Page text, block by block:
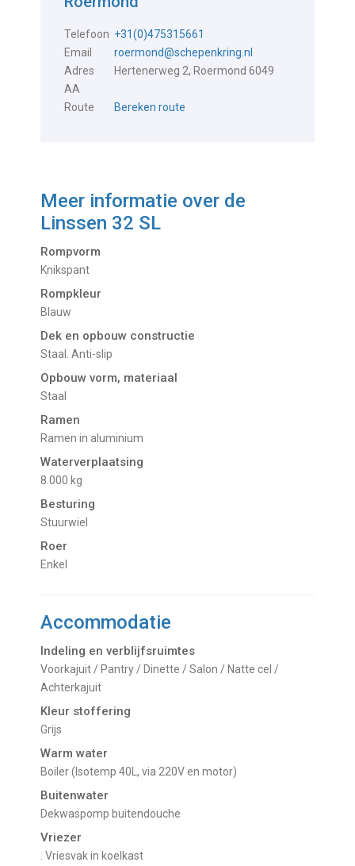
Telefoon +31(0)475315661
Email
roermond@schepenkring.nl
Adres
Hertenerweg 2, Roermond 6049
AA
Route
Bereken route
Meer informatie over de
Linssen 32 SL
Rompvorm
Knikspant
Rompkleur
Blauw
Dek en opbouw constructie
Staal. Anti-slip
Opbouw vorm, materiaal
Staal
Ramen
Ramen in aluminium
Waterverplaatsing
8.000 kg
Besturing
Stuurwiel
Roer
Enkel
Accommodatie
Indeling en verblijfsruimtes
Voorkajuit / Pantry / Dinette / Salon / Natte cel /
Achterkajuit
Kleur stoffering
Grijs
Warm water
boiler (Isotemp 40L, via 220V en motor)
Buitenwater
dekwaspomp buitendouche
Vriezer
. Vriesvak in koelkast